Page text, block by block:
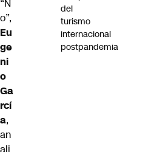
“N
o”,
Eu
ge
ni
o
Ga
rcí
a,
an
ali
del
turismo
internacional
postpandemia